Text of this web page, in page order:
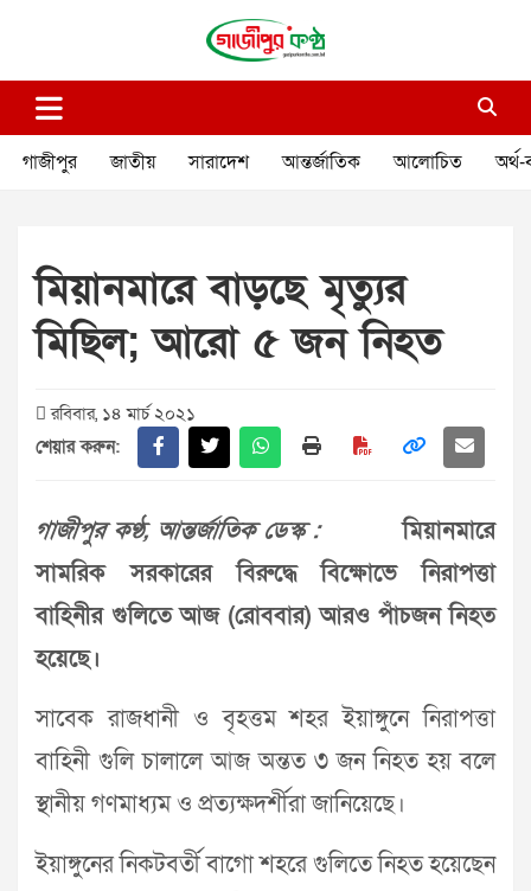
গাজীপুর কণ্ঠ
গাজীপুর জাতীয় সারাদেশ আন্তর্জাতিক আলোচিত অর্থ-
মিয়ানমারে বাড়ছে মৃত্যুর
মিছিল; আরো ৫ জন নিহত
রবিবার, ১৪ মার্চ ২০২১
শেয়ার করুন:
গাজীপুর কণ্ঠ, আন্তর্জাতিক ডেস্ক :মিয়ানমারে
সামরিক সরকারের বিরুদ্ধে বিক্ষোভে নিরাপত্তা
বাহিনীর গুলিতে আজ (রোববার) আরও পাঁচজন নিহত
হয়েছে।
সাবেক রাজধানী ও বৃহত্তম শহর ইয়াঙ্গুনে নিরাপত্তা
বাহিনী গুলি চালালে আজ অন্তত ৩ জন নিহত হয় বলে
স্থানীয় গণমাধ্যম ও প্রত্যক্ষদর্শীরা জানিয়েছে।
ইয়াঙ্গুনের নিকটবর্তী বাগো শহরে গুলিতে নিহত হয়েছেন